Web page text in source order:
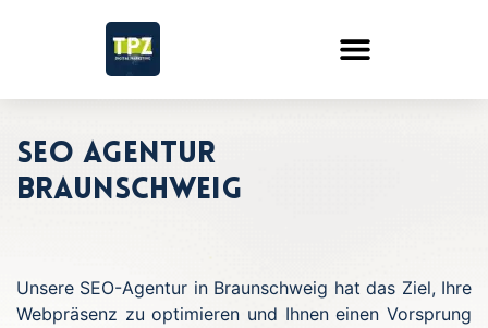
SEO Agentur
Braunschweig
Unsere SEO-Agentur in Braunschweig hat das Ziel, Ihre
Webpräsenz zu optimieren und Ihnen einen Vorsprung